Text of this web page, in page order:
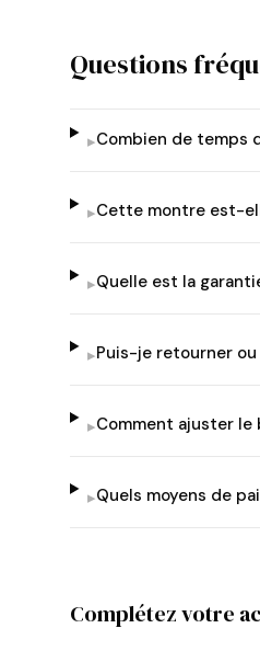
Questions
▸Combien de temps
▸Cette montre est-
▸Quelle est la
▸Puis-je retourner ou
▸Comment ajuster
▸Quels moyens de
Complétez votre